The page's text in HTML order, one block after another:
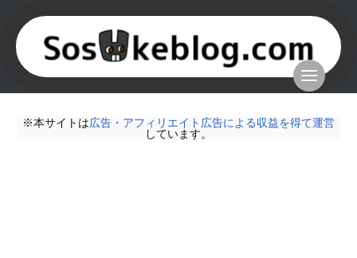
※本サイトは広告・アフィリエイト広告による収益を得て運営
しています。